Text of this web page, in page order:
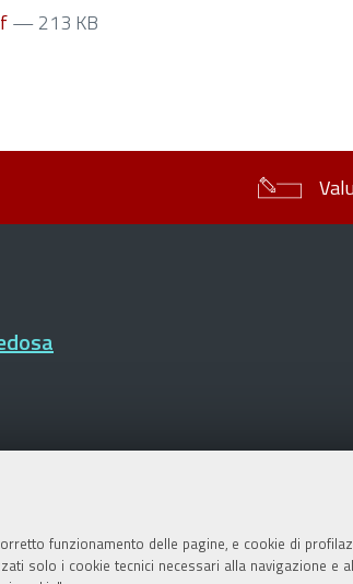
funzionamento delle pagine, e cookie di
solo i cookie tecnici necessari alla navigazione
— 213 KB